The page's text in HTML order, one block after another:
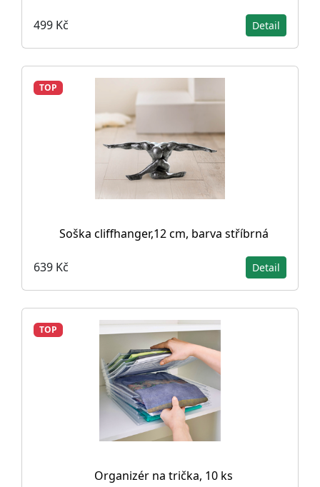
499 Kč Detail
TOP
Soška cliffhanger,12 cm, barva stříbrná
639 Kč Detail
TOP
Organizér na trička, 10 ks